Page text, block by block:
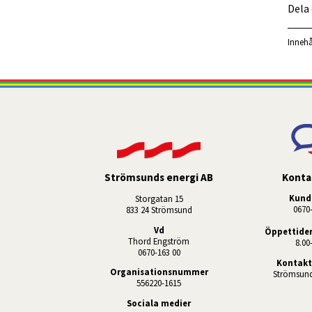
Strömsunds energi AB
Storgatan 15
833 24 Strömsund
Vd
Thord Engström
0670-163 00
Organisationsnummer
556220-1615
Sociala medier